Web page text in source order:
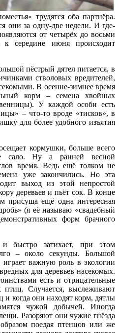
трудятся оба партнёра.
они за одну-две недели. И где-
от четырёх до восьми
середине июня происходит
пёстрый дятел питается, в
стволовых вредителей,
В осенне-зимнее время
корм – семена хвойных
У каждой особи есть
– что-то вроде «тисков», в
для более удобного изъятия
кормушки, больше всего
сало. Ну а ранней весной
время. Ведь ещё толком не
уже закончились. Но эта
выход из этой непростой
деревьев и пьёт сок. В конце
присуща ещё одна интересная
(я её называю «свадебный
форм брачного
быстро затихает, при этом
– около секунды. Большой
важную роль в экологии
для деревьев насекомых.
есть и отрицательные
Случается, выслеживают
когда они находят корм, дятлы
чужой добычей. Иногда
Разоряют они чужие гнёзда
поедая птенцов или же